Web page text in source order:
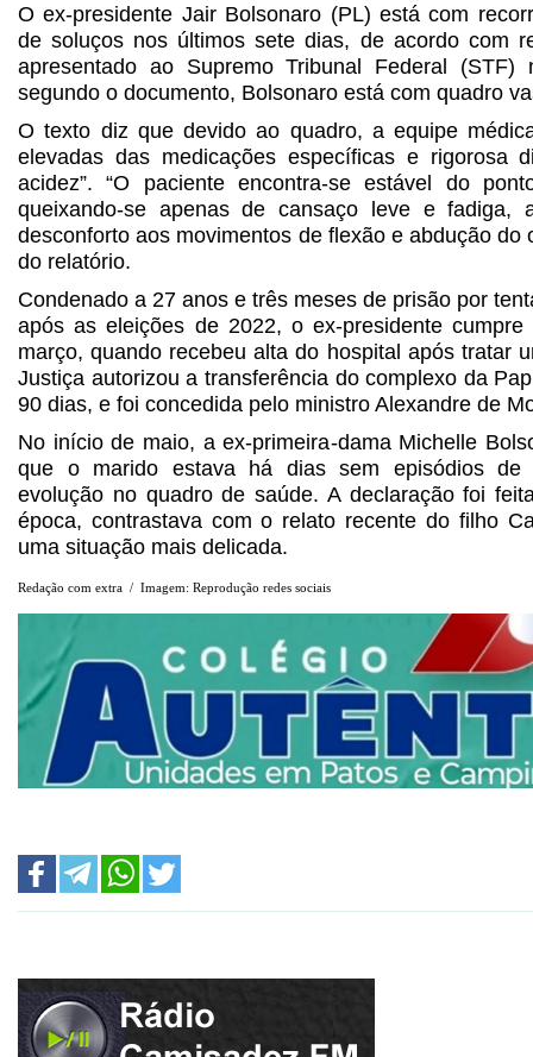
O ex-presidente Jair Bolsonaro (PL) está com
de soluços nos últimos sete dias, de acordo com
apresentado ao Supremo Tribunal Federal (STF)
segundo o documento, Bolsonaro está com quadro
O texto diz que devido ao quadro, a equipe
elevadas das medicações específicas e rigorosa
acidez”. “O paciente encontra-se estável do
queixando-se apenas de cansaço leve e fadiga,
desconforto aos movimentos de flexão e abdução do
do relatório.
Condenado a 27 anos e três meses de prisão por
após as eleições de 2022, o ex-presidente
março, quando recebeu alta do hospital após tratar
Justiça autorizou a transferência do complexo da
90 dias, e foi concedida pelo ministro Alexandre de
No início de maio, a ex-primeira-dama Michelle
que o marido estava há dias sem episódios de
evolução no quadro de saúde. A declaração foi
época, contrastava com o relato recente do filho
uma situação mais delicada.
Redação com extra / Imagem: Reprodução redes sociais